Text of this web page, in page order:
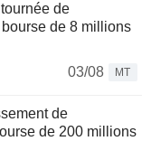
de
de 8 millions
03/08
MT
de
de 200 millions